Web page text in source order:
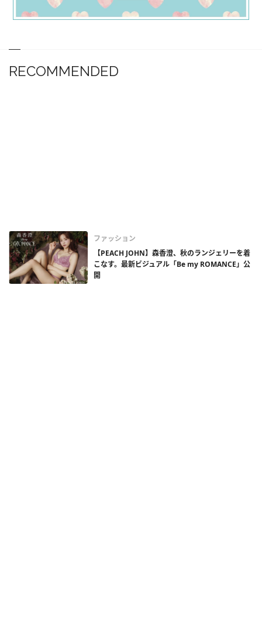
RECOMMENDED
ファッション
【PEACH JOHN】森香澄、秋のランジェリーを着
こなす。最新ビジュアル「Be my ROMANCE」公
開